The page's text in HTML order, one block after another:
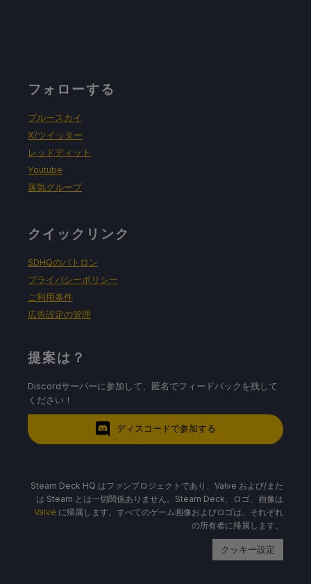
フォローする
ブルースカイ
X/ツイッター
レッドディット
Youtube
蒸気グループ
クイックリンク
SDHQのパトロン
プライバシーポリシー
ご利用条件
広告設定の管理
提案は？
Discordサーバーに参加して、匿名でフィードバックを残して
ください！
ディスコードで参加する
Steam Deck HQ はファンプロジェクトであり、Valve および/また
は Steam とは一切関係ありません。Steam Deck、ロゴ、画像は
Valve に帰属します。すべてのゲーム画像およびロゴは、それぞれ
の所有者に帰属します。
クッキー設定